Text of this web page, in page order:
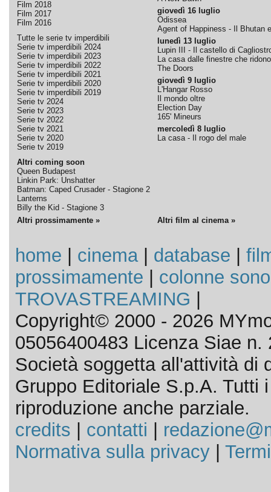
Film 2018
Film 2017
Film 2016
Tutte le serie tv imperdibili
Serie tv imperdibili 2024
Serie tv imperdibili 2023
Serie tv imperdibili 2022
Serie tv imperdibili 2021
Serie tv imperdibili 2020
Serie tv imperdibili 2019
Serie tv 2024
Serie tv 2023
Serie tv 2022
Serie tv 2021
Serie tv 2020
Serie tv 2019
Altri coming soon
Queen Budapest
Linkin Park: Unshatter
Batman: Caped Crusader - Stagione 2
Lanterns
Billy the Kid - Stagione 3
giovedì 16 luglio
Odissea
Agent of Happiness - Il Bhutan
lunedì 13 luglio
Lupin III - Il castello di
La casa dalle finestre che ridono
The Doors
giovedì 9 luglio
L'Hangar Rosso
Il mondo oltre
Election Day
165' Mineurs
mercoledì 8 luglio
La casa - Il rogo del male
Altri prossimamente » Altri film al cinema »
home cinema| database
prossimamente
colonne
TROVASTREAMING
Copyright© 2000 - 2026
05056400483 Licenza Siae n.
Società soggetta all'attività di
Gruppo Editoriale S.p.A. Tutti
riproduzione anche parziale.
credits
contatti
Normativa sulla privacy|